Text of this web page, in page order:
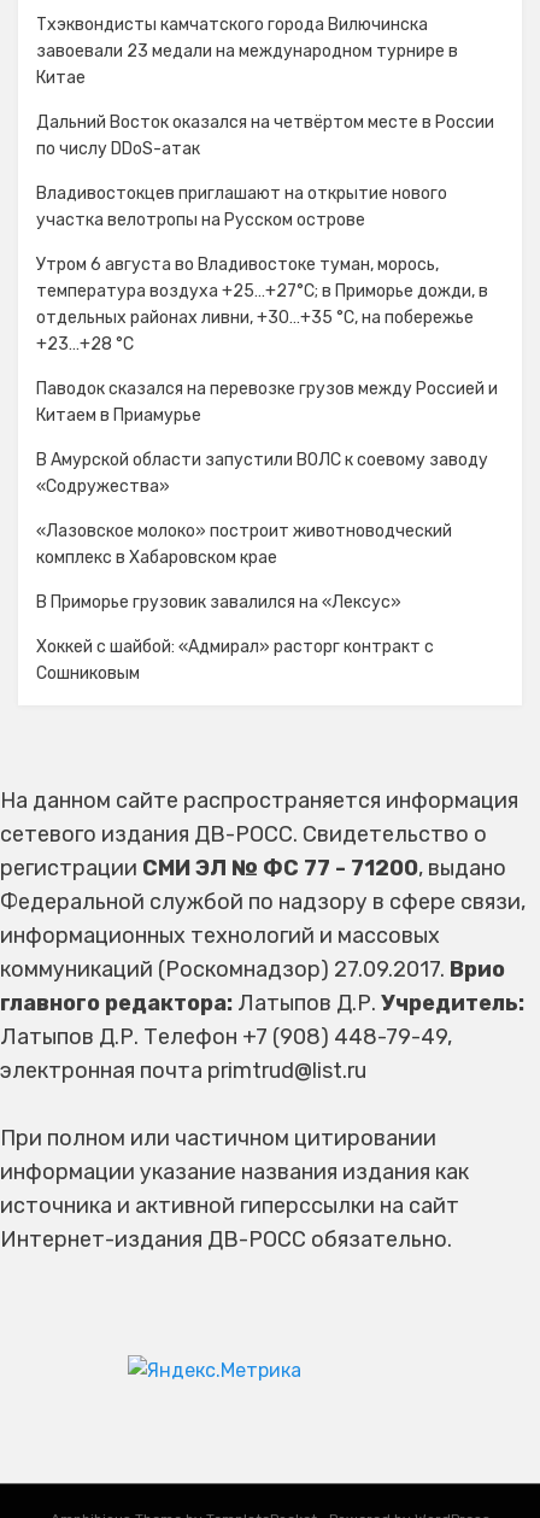
Тхэквондисты камчатского города Вилючинска
завоевали 23 медали на международном турнире в
Китае
Дальний Восток оказался на четвёртом месте в России
по числу DDoS-атак
Владивостокцев приглашают на открытие нового
участка велотропы на Русском острове
Утром 6 августа во Владивостоке туман, морось,
температура воздуха +25…+27°С; в Приморье дожди, в
отдельных районах ливни, +30…+35 °C, на побережье
+23…+28 °C
Паводок сказался на перевозке грузов между Россией и
Китаем в Приамурье
В Амурской области запустили ВОЛС к соевому заводу
«Содружества»
«Лазовское молоко» построит животноводческий
комплекс в Хабаровском крае
В Приморье грузовик завалился на «Лексус»
Хоккей с шайбой: «Адмирал» расторг контракт с
Сошниковым
На данном сайте распространяется информация
сетевого издания ДВ-РОСС. Свидетельство о
регистрации СМИ ЭЛ № ФС 77 - 71200, выдано
Федеральной службой по надзору в сфере связи,
информационных технологий и массовых
коммуникаций (Роскомнадзор) 27.09.2017. Врио
главного редактора: Латыпов Д.Р. Учредитель:
Латыпов Д.Р. Телефон +7 (908) 448-79-49,
электронная почта primtrud@list.ru
При полном или частичном цитировании
информации указание названия издания как
источника и активной гиперссылки на сайт
Интернет-издания ДВ-РОСС обязательно.